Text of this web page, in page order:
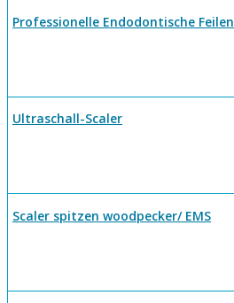
Professionelle Endodontische Feilen
Ultraschall-Scaler
Scaler spitzen woodpecker/ EMS